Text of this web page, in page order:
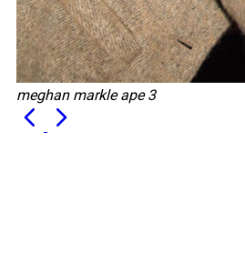
meghan markle ape 3